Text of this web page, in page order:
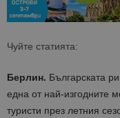
Чуйте статията:
Берлин. Българската
една от най-изгодните
туристи през летния